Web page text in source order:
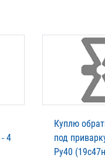
4
Куплю
под
Ру40